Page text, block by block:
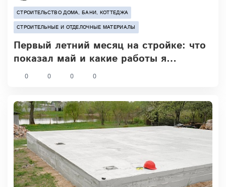
СТРОИТЕЛЬСТВО ДОМА, БАНИ, КОТТЕДЖА
СТРОИТЕЛЬНЫЕ И ОТДЕЛОЧНЫЕ МАТЕРИАЛЫ
Первый летний месяц на стройке: что
показал май и какие работы я
запланировал на июнь
0 0 0
0